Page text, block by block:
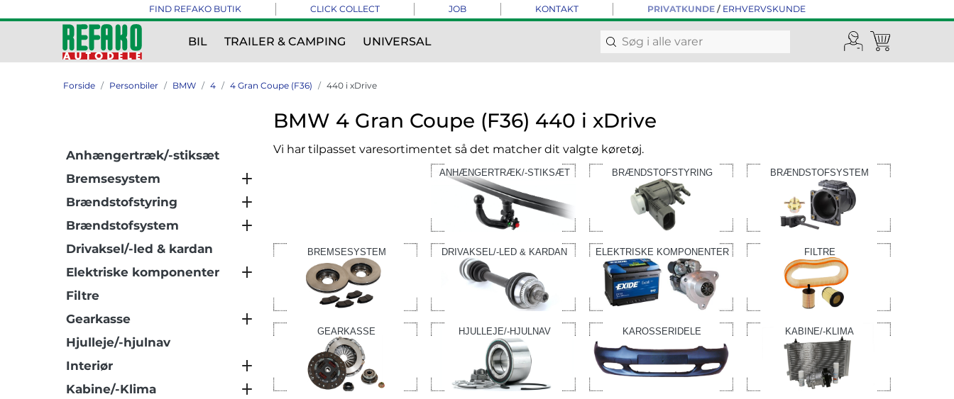
FIND REFAKO BUTIK CLICK COLLECT JOB KONTAKT PRIVATKUNDE/ ERHVERVSKUNDE
BIL TRAILER & CAMPING UNIVERSAL
Forside Personbiler BMW 4 4 Gran Coupe (F36) 440 i xDrive
BMW 4 Gran Coupe (F36) 440 i xDrive
Vi har tilpasset varesortimentet så det matcher dit valgte køretøj.
ANHÆNGERTRÆK/-STIKSÆT BRÆNDSTOFSTYRING BRÆNDSTOFSYSTEM
BREMSESYSTEM DRIVAKSEL/-LED & KARDAN ELEKTRISKE KOMPONENTER FILTRE
GEARKASSE HJULLEJE/-HJULNAV KAROSSERIDELE KABINE/-KLIMA
Anhængertræk/-stiksæt
Bremsesystem
Brændstofstyring
Brændstofsystem
Drivaksel/-led & kardan
Elektriske komponenter
Filtre
Gearkasse
Hjulleje/-hjulnav
Interiør
Kabine/-Klima